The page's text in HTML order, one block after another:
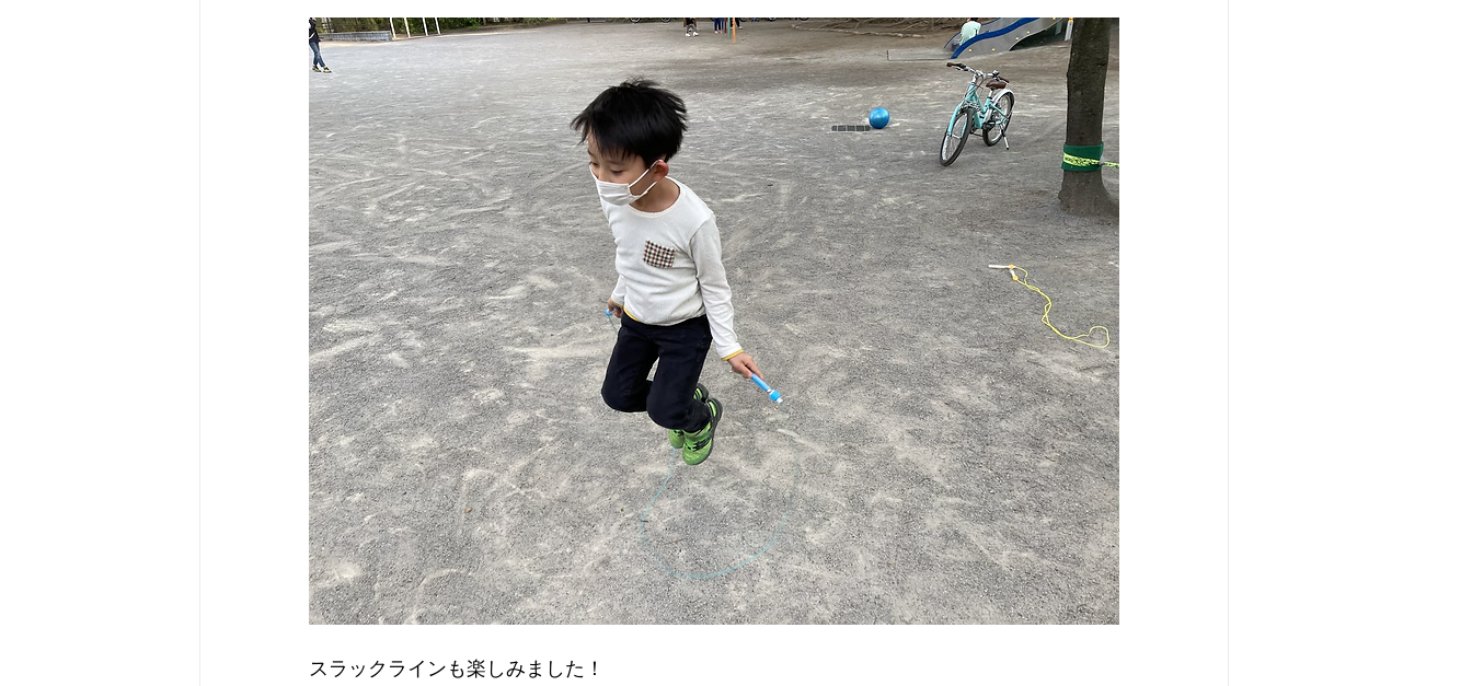
スラックラインも楽しみました！